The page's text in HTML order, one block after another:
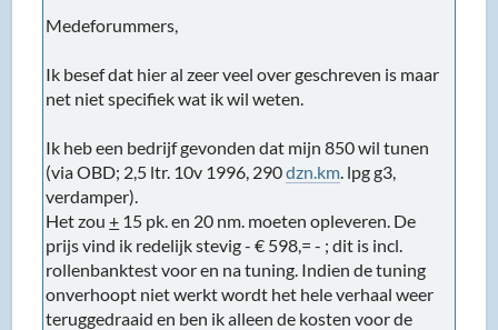
Medeforummers,
Ik besef dat hier al zeer veel over geschreven is maar
net niet specifiek wat ik wil weten.
Ik heb een bedrijf gevonden dat mijn 850 wil tunen
(via OBD; 2,5 ltr. 10v 1996, 290dzn.km. lpg g3,
verdamper).
Het zou+ 15 pk. en 20 nm. moeten opleveren. De
prijs vind ik redelijk stevig - € 598,= - ; dit is incl.
rollenbanktest voor en na tuning. Indien de tuning
onverhoopt niet werkt wordt het hele verhaal weer
teruggedraaid en ben ik alleen de kosten voor de